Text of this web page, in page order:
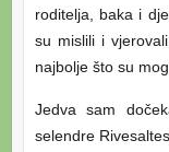
roditelja, baka i
su mislili i
najbolje što su
Jedva sam
selendre